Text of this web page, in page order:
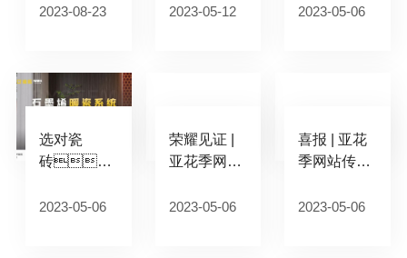
海丨亚花季
幕
2023-08-23
创品
2023-05-12
杯，
2023-05-06
选对瓷
砖，
崖式降
2023-05-06
荣耀见证 |
亚花季网站
获2022年
2023-05-06
喜报 | 亚花
季网站传媒
选上海市重
2023-05-06